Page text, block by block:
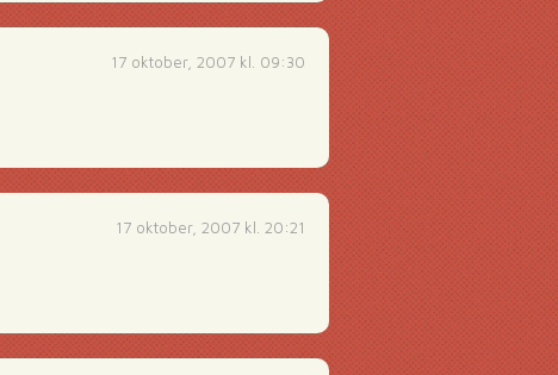
17 oktober, 2007 kl. 09:30
17 oktober, 2007 kl. 20:21